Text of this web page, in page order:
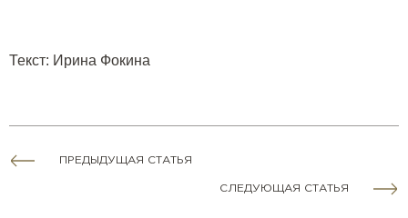
Текст: Ирина Фокина
ПРЕДЫДУЩАЯ СТАТЬЯ
СЛЕДУЮЩАЯ СТАТЬЯ